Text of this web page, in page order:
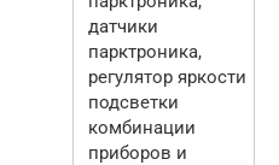
датчики
парктроника,
регулятор яркости
подсветки
комбинации
приборов и